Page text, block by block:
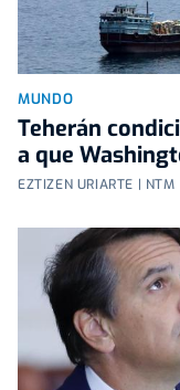
MUNDO
Teherán
a que
EZTIZEN URIARTE | NTM